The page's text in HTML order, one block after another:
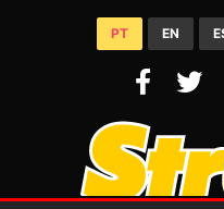
PT EN